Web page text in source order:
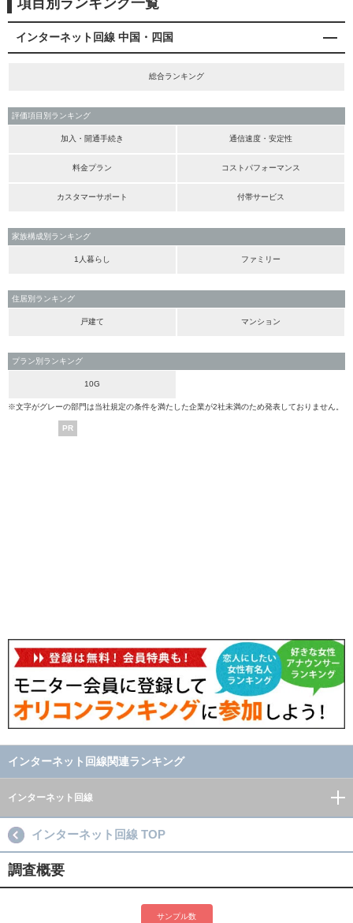
項目別ランキング一覧
インターネット回線 中国・四国
総合ランキング
評価項目別ランキング
加入・開通手続き 通信速度・安定性
料金プラン コストパフォーマンス
カスタマーサポート 付帯サービス
家族構成別ランキング
1人暮らし ファミリー
住居別ランキング
戸建て マンション
プラン別ランキング
10G
※文字がグレーの部門は当社規定の条件を満たした企業が2社未満のため発表しておりません。
PR
インターネット回線関連ランキング
インターネット回線
インターネット回線 TOP
調査概要
サンプル数